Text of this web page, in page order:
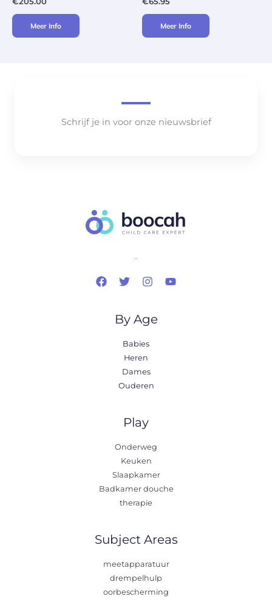
Meer Info Meer Info
Schrijf je in voor onze nieuwsbrief
..
By Age
Babies
Heren
Dames
Ouderen
Play
Onderweg
Keuken
Slaapkamer
Badkamer douche
therapie
Subject Areas
meetapparatuur
drempelhulp
oorbescherming